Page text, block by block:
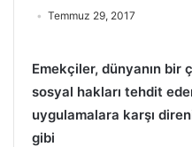
Temmuz 29, 2017
Emekçiler, dünyanın bir
sosyal hakları tehdit
uygulamalara karşı
gibi